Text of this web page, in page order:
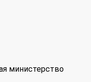
министерство